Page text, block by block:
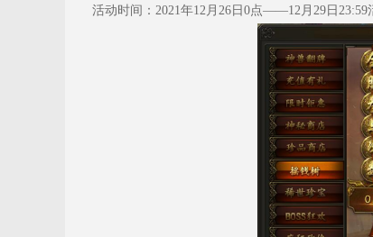
活动时间：2021年12月26日0点——12月29日